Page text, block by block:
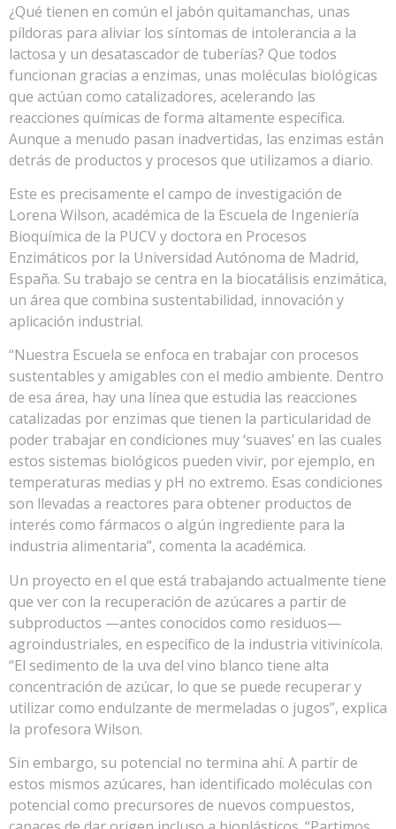
¿Qué tienen en común el jabón quitamanchas, unas
píldoras para aliviar los síntomas de intolerancia a la
lactosa y un desatascador de tuberías? Que todos
funcionan gracias a enzimas, unas moléculas biológicas
que actúan como catalizadores, acelerando las
reacciones químicas de forma altamente específica.
Aunque a menudo pasan inadvertidas, las enzimas están
detrás de productos y procesos que utilizamos a diario.
Este es precisamente el campo de investigación de
Lorena Wilson, académica de la Escuela de Ingeniería
Bioquímica de la PUCV y doctora en Procesos
Enzimáticos por la Universidad Autónoma de Madrid,
España. Su trabajo se centra en la biocatálisis enzimática,
un área que combina sustentabilidad, innovación y
aplicación industrial.
“Nuestra Escuela se enfoca en trabajar con procesos
sustentables y amigables con el medio ambiente. Dentro
de esa área, hay una línea que estudia las reacciones
catalizadas por enzimas que tienen la particularidad de
poder trabajar en condiciones muy ‘suaves’ en las cuales
estos sistemas biológicos pueden vivir, por ejemplo, en
temperaturas medias y pH no extremo. Esas condiciones
son llevadas a reactores para obtener productos de
interés como fármacos o algún ingrediente para la
industria alimentaria”, comenta la académica.
Un proyecto en el que está trabajando actualmente tiene
que ver con la recuperación de azúcares a partir de
subproductos —antes conocidos como residuos—
agroindustriales, en específico de la industria vitivinícola.
“El sedimento de la uva del vino blanco tiene alta
concentración de azúcar, lo que se puede recuperar y
utilizar como endulzante de mermeladas o jugos”, explica
la profesora Wilson.
Sin embargo, su potencial no termina ahí. A partir de
estos mismos azúcares, han identificado moléculas con
potencial como precursores de nuevos compuestos,